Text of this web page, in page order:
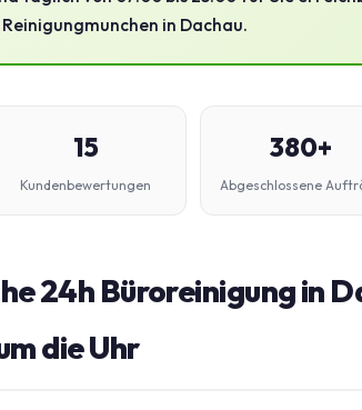
in Dachau.
15
Kundenbewertungen
380+
Abgeschlossene
24h Büroreinigung in
die Uhr